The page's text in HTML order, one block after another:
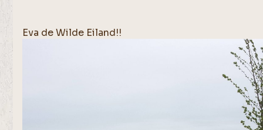
Eva de Wilde Eiland!!